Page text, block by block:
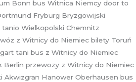
Bonn bus Witnica Niemcy door to
Fryburg Bryzgowijski
Wielkopolski Chemnitz
z Witnicy do Niemiec bilety Toruń
tani bus z Witnicy do Niemiec
Berlin przewozy z Witnicy do Niemiec
Akwizgran Hanower Oberhausen bus